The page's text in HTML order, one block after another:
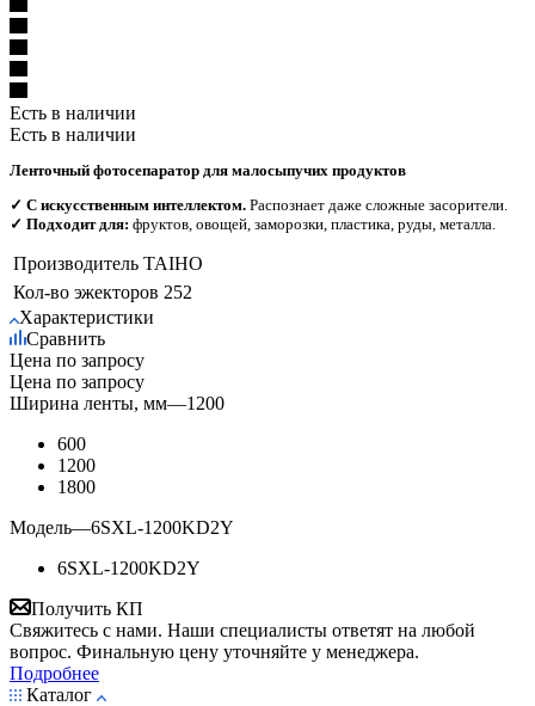
Есть в наличии
Есть в наличии
Ленточный фотосепаратор для малосыпучих продуктов
✓ С искусственным интеллектом. Распознает даже сложные засорители.
✓ Подходит для: фруктов, овощей, заморозки, пластика, руды, металла.
Производитель TAIHO
Кол-во эжекторов 252
Характеристики
Сравнить
Цена по запросу
Цена по запросу
Ширина ленты, мм—1200
600
1200
1800
Модель—6SXL-1200KD2Y
6SXL-1200KD2Y
Получить КП
Свяжитесь с нами. Наши специалисты ответят на любой
вопрос. Финальную цену уточняйте у менеджера.
Подробнее
Каталог